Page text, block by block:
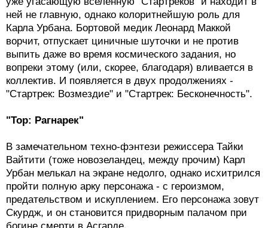
Карла Урбана. Бортовой медик Леонард Маккой
ворчит, отпускает циничные шуточки и не против
выпить даже во время космического задания, но
вопреки этому (или, скорее, благодаря) вливается в
коллектив. И появляется в двух продолжениях -
"Стартрек: Возмездие" и "Стартрек: Бесконечность".
"Тор: Рагнарек"
В замечательном техно-фэнтези режиссера Тайки
Вайтити (тоже новозеландец, между прочим) Карл
Урбан мелькал на экране недолго, однако исхитрился
пройти полную арку персонажа - с героизмом,
предательством и искуплением. Его персонажа зовут
Скурдж, и он становится придворным палачом при
богине смерти в Асгарде.